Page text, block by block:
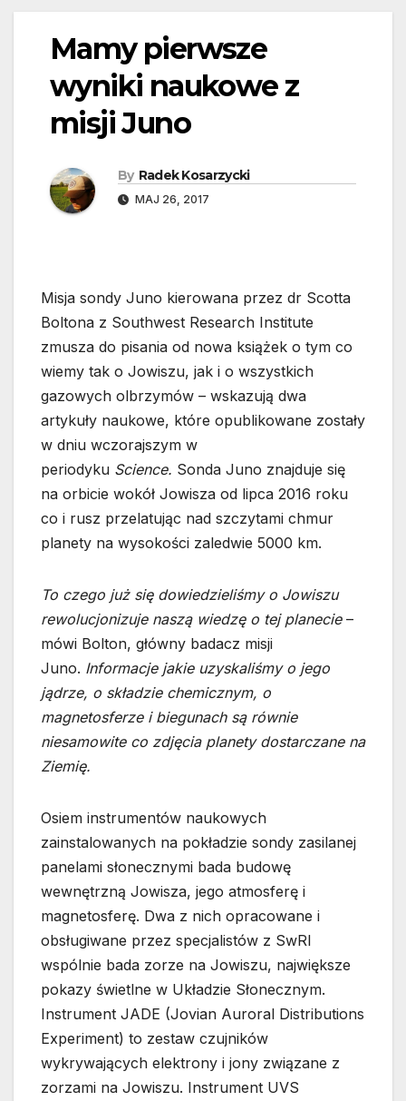
Mamy pierwsze
wyniki naukowe z
misji Juno
By Radek Kosarzycki
MAJ 26, 2017
Misja sondy Juno kierowana przez dr Scotta
Boltona z Southwest Research Institute
zmusza do pisania od nowa książek o tym co
wiemy tak o Jowiszu, jak i o wszystkich
gazowych olbrzymów – wskazują dwa
artykuły naukowe, które opublikowane zostały
w dniu wczorajszym w
periodyku Science. Sonda Juno znajduje się
na orbicie wokół Jowisza od lipca 2016 roku
co i rusz przelatując nad szczytami chmur
planety na wysokości zaledwie 5000 km.
To czego już się dowiedzieliśmy o Jowiszu
rewolucjonizuje naszą wiedzę o tej planecie –
mówi Bolton, główny badacz misji
Juno. Informacje jakie uzyskaliśmy o jego
jądrze, o składzie chemicznym, o
magnetosferze i biegunach są równie
niesamowite co zdjęcia planety dostarczane na
Ziemię.
Osiem instrumentów naukowych
zainstalowanych na pokładzie sondy zasilanej
panelami słonecznymi bada budowę
wewnętrzną Jowisza, jego atmosferę i
magnetosferę. Dwa z nich opracowane i
obsługiwane przez specjalistów z SwRI
wspólnie bada zorze na Jowiszu, największe
pokazy świetlne w Układzie Słonecznym.
Instrument JADE (Jovian Auroral Distributions
Experiment) to zestaw czujników
wykrywających elektrony i jony związane z
zorzami na Jowiszu. Instrument UVS